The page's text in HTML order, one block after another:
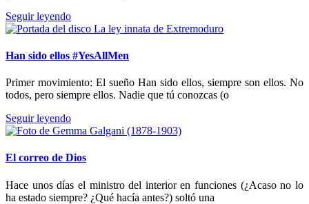
Seguir leyendo
Han sido ellos #YesAllMen
Primer movimiento: El sueño Han sido ellos, siempre son ellos. No
todos, pero siempre ellos. Nadie que tú conozcas (o
Seguir leyendo
El correo de Dios
Hace unos días el ministro del interior en funciones (¿Acaso no lo
ha estado siempre? ¿Qué hacía antes?) soltó una